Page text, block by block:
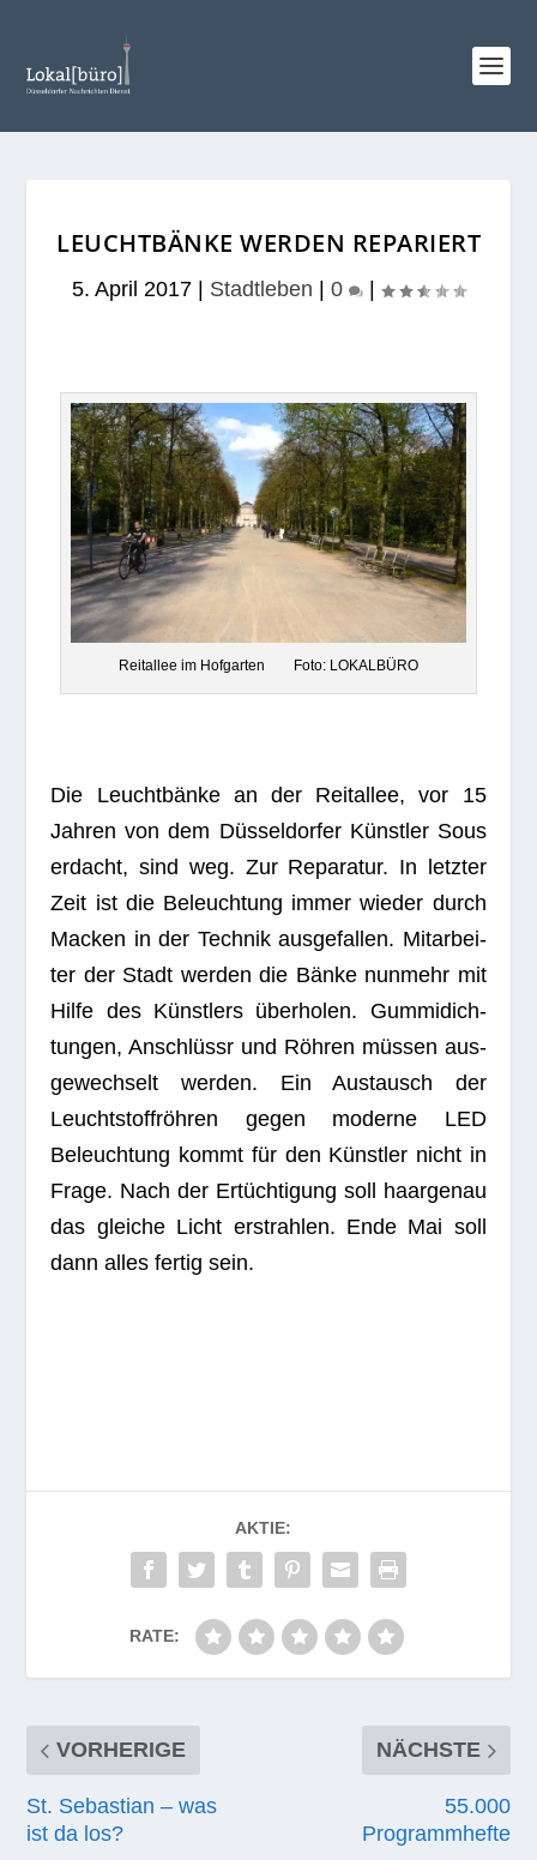
LEUCHTBÄNKE WERDEN REPARIERT
5. April 2017 Stadtleben 0
Rei­t­al­lee im Hof­gar­ten Foto: LOKALBÜRO
Die Leucht­bänke an der Rei­t­al­lee, vor 15
Jah­ren von dem Düs­sel­dor­fer Künst­ler Sous
erdacht, sind weg. Zur Repa­ra­tur. In letz­ter
Zeit ist die Beleuch­tung immer wie­der durch
Macken in der Tech­nik aus­ge­fal­len. Mit­ar­bei­
ter der Stadt wer­den die Bänke nun­mehr mit
Hilfe des Künst­lers über­ho­len. Gum­mi­dich­
tun­gen, Anschlüssr und Röh­ren müs­sen aus­
ge­wech­selt wer­den. Ein Aus­tausch der
Leucht­stoff­röh­ren gegen moderne LED
Beleuch­tung kommt für den Künst­ler nicht in
Frage. Nach der Ertüch­ti­gung soll haar­ge­nau
das glei­che Licht erstrah­len. Ende Mai soll
dann alles fer­tig sein.
AKTIE:
RATE:
VORHERIGE
St. Sebastian – was
ist da los?
NÄCHSTE
55.000
Programmhefte